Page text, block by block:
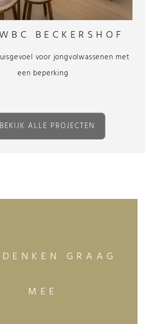
BECKERSHOF
voor jongvolwassenen met
een beperking
BEKIJK ALLE PROJECTEN
GRAAG
MEE